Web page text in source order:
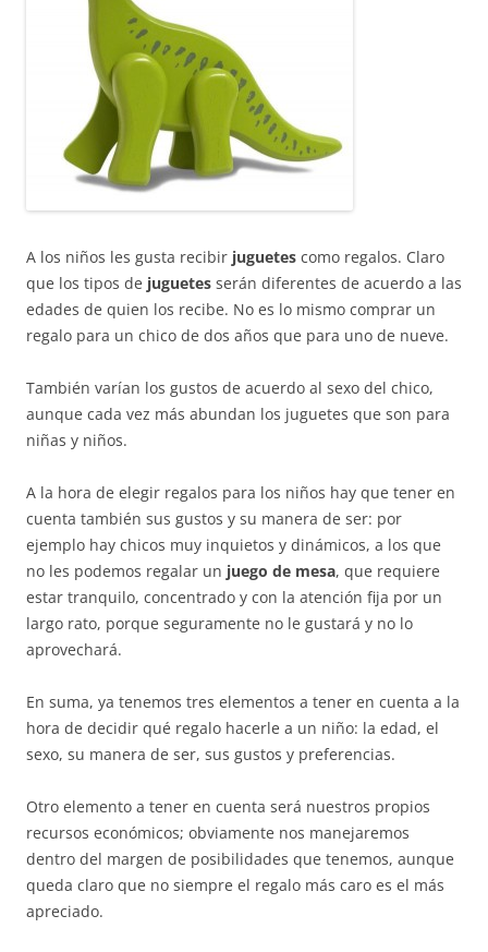
A los niños les gusta recibir juguetes como regalos. Claro
que los tipos de juguetes serán diferentes de acuerdo a las
edades de quien los recibe. No es lo mismo comprar un
regalo para un chico de dos años que para uno de nueve.
También varían los gustos de acuerdo al sexo del chico,
aunque cada vez más abundan los juguetes que son para
niñas y niños.
A la hora de elegir regalos para los niños hay que tener en
cuenta también sus gustos y su manera de ser: por
ejemplo hay chicos muy inquietos y dinámicos, a los que
no les podemos regalar un juego de mesa, que requiere
estar tranquilo, concentrado y con la atención fija por un
largo rato, porque seguramente no le gustará y no lo
aprovechará.
En suma, ya tenemos tres elementos a tener en cuenta a la
hora de decidir qué regalo hacerle a un niño: la edad, el
sexo, su manera de ser, sus gustos y preferencias.
Otro elemento a tener en cuenta será nuestros propios
recursos económicos; obviamente nos manejaremos
dentro del margen de posibilidades que tenemos, aunque
queda claro que no siempre el regalo más caro es el más
apreciado.